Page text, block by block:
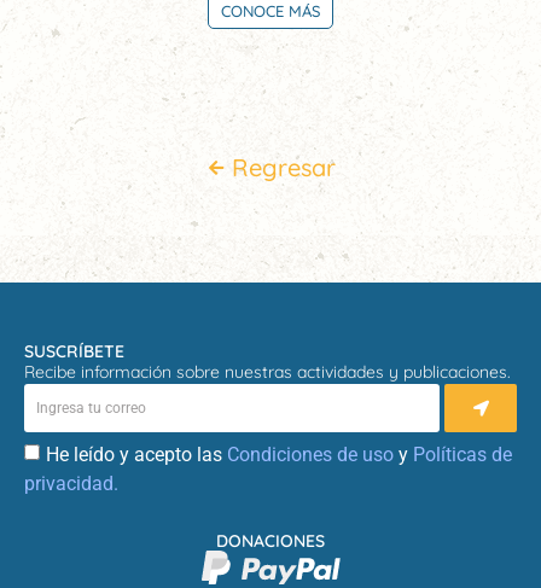
CONOCE MÁS
Regresar
SUSCRÍBETE
Recibe información sobre nuestras actividades y publicaciones.
He leído y acepto las Condiciones de uso y Políticas de
privacidad.
DONACIONES